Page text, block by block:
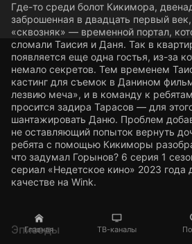
Главная ТВ-каналы
Где-то среди болот Кикимора,
заброшенная в двадцать первый
«сквозняк» — временной портал,
сломали Таисия и Даня. Так в
появляется еще одна гостья, из-за
немало секретов. Тем временем
кастинг для съемок в Данином
лезвию меча», и в команду к
просится задира Тарасов — для
шантажировать Даню. Проблем
не оставляющий попыток вернуть
ребята с помощью Кикиморы
что задумал Горынов? 6 серия 1
сериал «Недетское кино» 2023 года
качестве на Wink.
Эпизоды